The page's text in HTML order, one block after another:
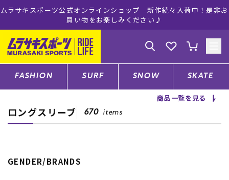
ムラサキスポーツ公式オンラインショップ 新作続々入荷中！是非お
買い物をお楽しみください♪
ゲスト様
ログイン 会員登録
店舗一覧
FASHION SURF SNOW SKATE
商品一覧を見る
ロングスリーブ 670 items
GENDER/BRANDS